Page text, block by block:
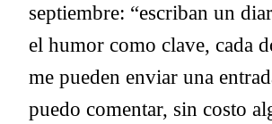
septiembre: “escriban un
el humor como clave, cada
me pueden enviar una
puedo comentar, sin costo